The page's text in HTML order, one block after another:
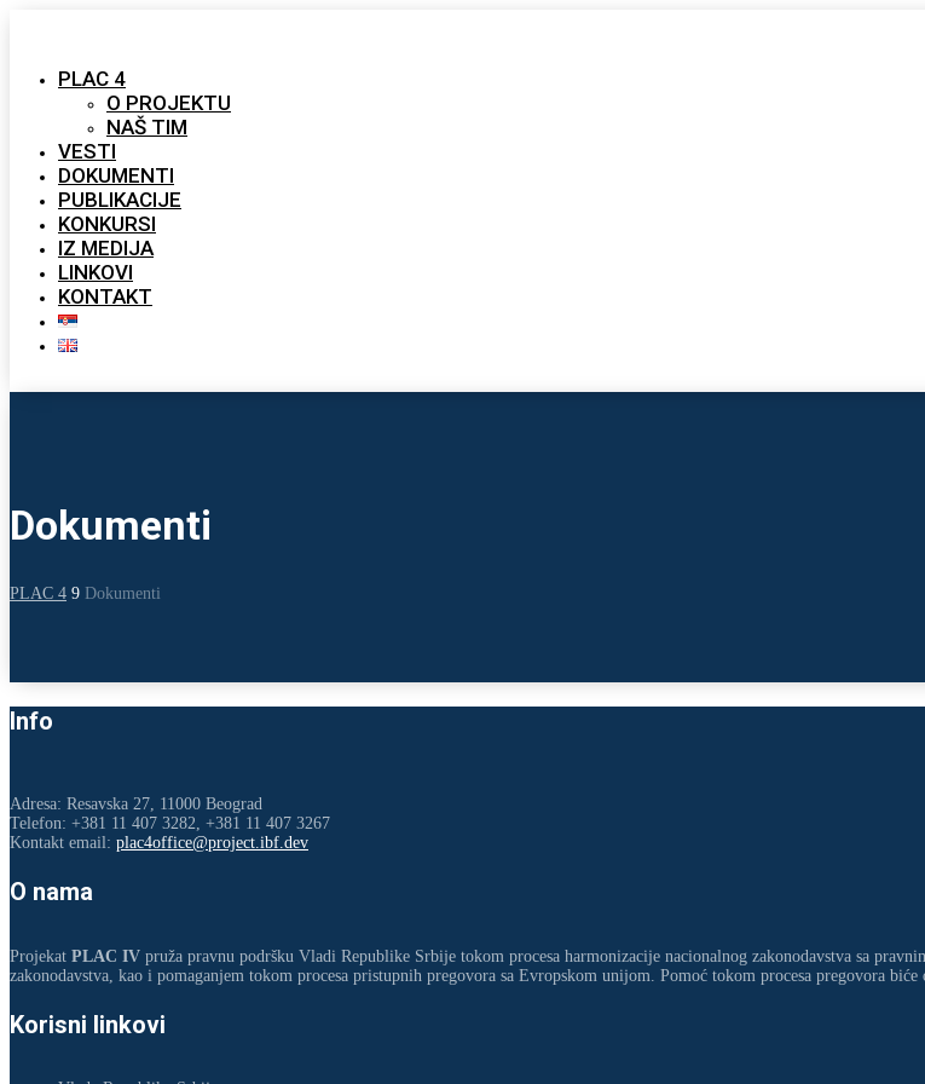
PLAC 4
O PROJEKTU
NAŠ TIM
VESTI
DOKUMENTI
PUBLIKACIJE
KONKURSI
IZ MEDIJA
LINKOVI
KONTAKT
Dokumenti
PLAC 4 9 Dokumenti
Info
Adresa: Resavska 27, 11000 Beograd
Telefon: +381 11 407 3282, +381 11 407 3267
Kontakt email: plac4office@project.ibf.dev
O nama
Projekat PLAC IV pruža pravnu podršku Vladi Republike Srbije tokom procesa harmonizacije nacionalnog zakonodavstva sa
zakonodavstva, kao i pomaganjem tokom procesa pristupnih pregovora sa Evropskom unijom. Pomoć tokom procesa pregovora
Korisni linkovi